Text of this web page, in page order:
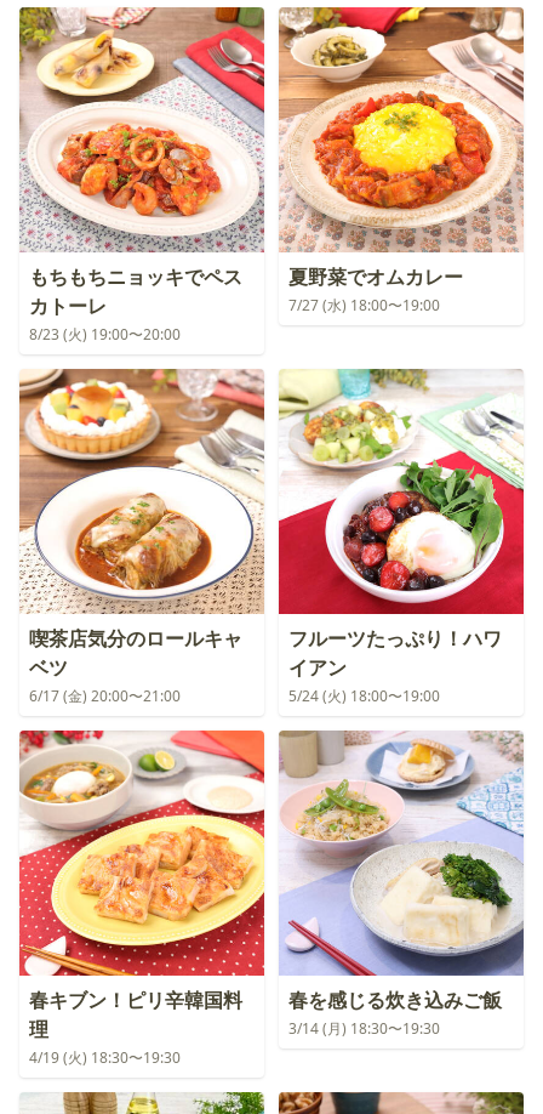
もちもちニョッキでペス
カトーレ
8/23 (火) 19:00〜20:00
夏野菜でオムカレー
7/27 (水) 18:00〜19:00
喫茶店気分のロールキャ
ベツ
6/17 (金) 20:00〜21:00
フルーツたっぷり！ハワ
イアン
5/24 (火) 18:00〜19:00
春キブン！ピリ辛韓国料
理
4/19 (火) 18:30〜19:30
春を感じる炊き込みご飯
3/14 (月) 18:30〜19:30